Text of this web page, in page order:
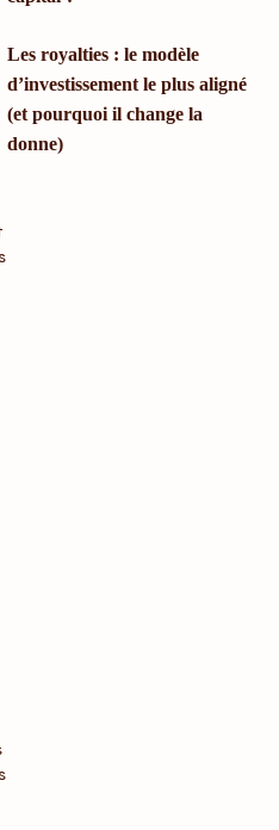
Les royalties : le modèle
d’investissement le plus aligné
(et pourquoi il change la
donne)